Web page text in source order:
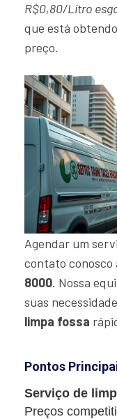
R$0,80/Litro
que está
preço.
Agendar um
contato conosco
8000. Nossa
suas
limpa fossa
Pontos
Serviço de
Preços